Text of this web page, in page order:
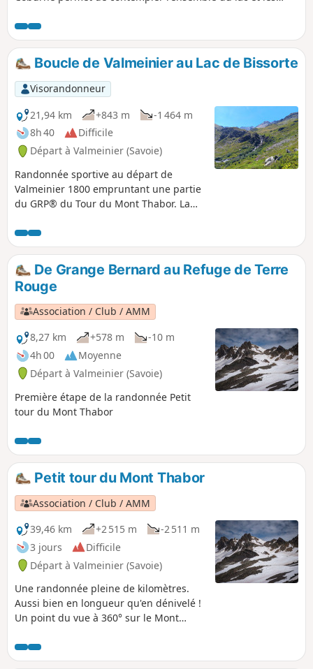
physique que la rive gauche mais rien d'insurmontable.
Possibilité de s'arrêter au Refuge des Marches pour une
halte désaltérante. Balisage Jaune et panneaux tout du
long.Boucle de Valmeinier au Lac de Bissorte
Visorandonneur
21,94 km
+843 m
-1 464 m
8h 40
Difficile
Départ à Valmeinier (Savoie)
Randonnée sportive au départ de
Valmeinier 1800 empruntant une partie
du GRP® du Tour du Mont Thabor. La
Lac de Bissorte, au cœur d'une vallée à
la nature sauvage et préservée. Bien
que ne représentant aucune difficulté,
cet itinéraire est réservé aux bons
marcheurs du fait de la distance.
De Grange Bernard au Refuge de Terre
Rouge
Association / Club / AMM
8,27 km
+578 m
-10 m
4h 00
Moyenne
Départ à Valmeinier (Savoie)
Première étape de la randonnée Petit
tour du Mont Thabor
Petit tour du Mont Thabor
Association / Club / AMM
39,46 km
+2 515 m
-2 511 m
3 jours
Difficile
Départ à Valmeinier (Savoie)
Une randonnée pleine de kilomètres.
Aussi bien en longueur qu'en dénivelé !
Un point du vue à 360° sur le Mont
Retrouver tous les avis sur cette
randonnée dans la fiche de la première